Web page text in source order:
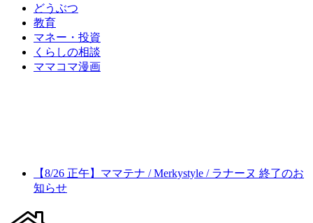
どうぶつ
教育
マネー・投資
くらしの相談
ママコマ漫画
【8/26 正午】ママテナ / Merkystyle / ラナーヌ 終了のお
知らせ